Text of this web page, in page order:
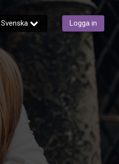
Svenska Logga in